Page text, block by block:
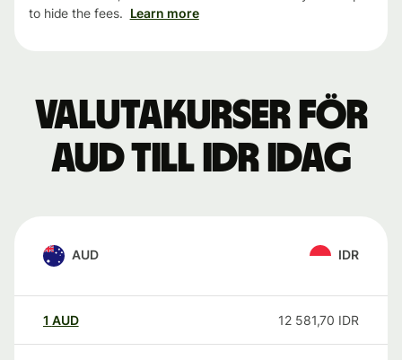
to hide the fees. Learn more
Valutakurser för
AUD till IDR idag
AUD IDR
1 AUD 12 581,70 IDR